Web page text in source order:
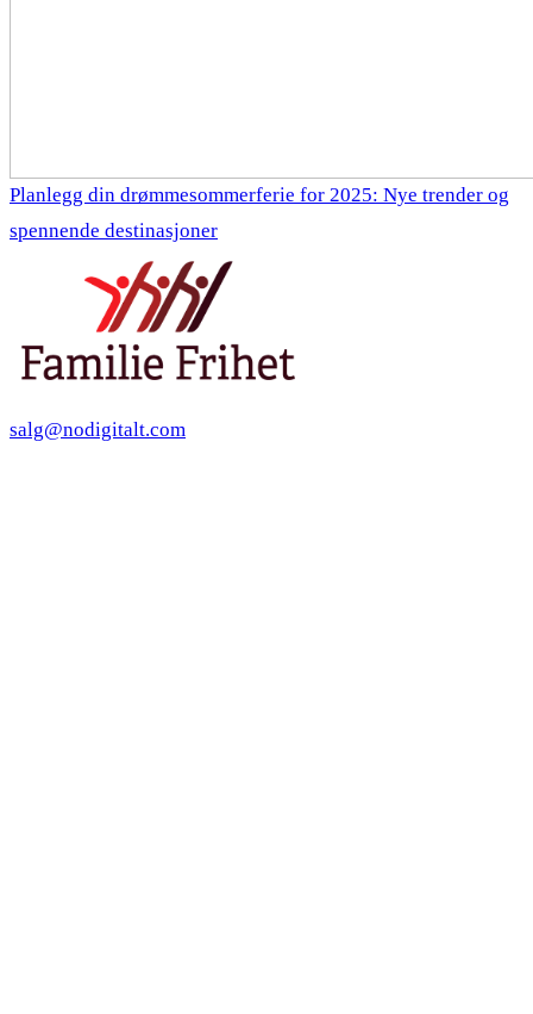
Planlegg din drømmesommerferie for 2025: Nye trender og
spennende destinasjoner
salg@nodigitalt.com